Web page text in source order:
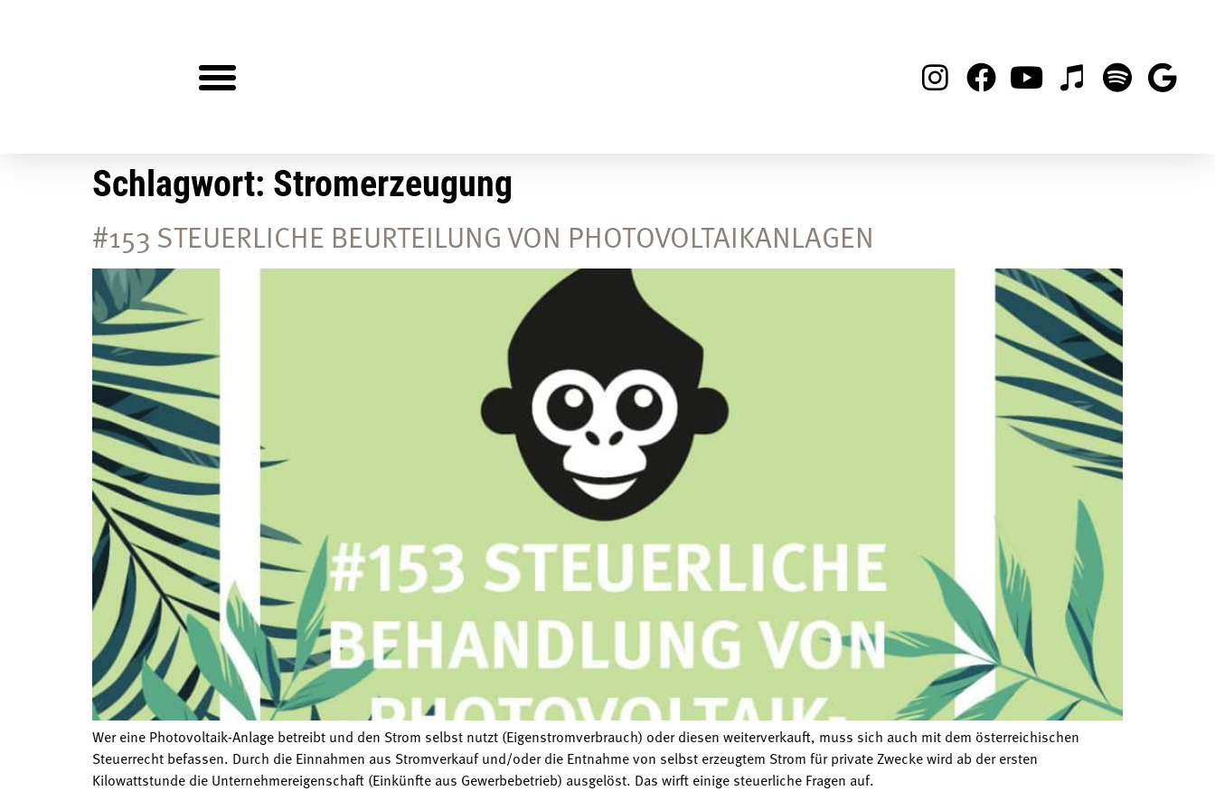
Schlagwort: Stromerzeugung
#153 STEUERLICHE BEURTEILUNG VON PHOTOVOLTAIKANLAGEN
Wer eine Photovoltaik-Anlage betreibt und den Strom selbst nutzt (Eigenstromverbrauch) oder diesen weiterverkauft, muss sich auch mit dem österreichischen
Steuerrecht befassen. Durch die Einnahmen aus Stromverkauf und/oder die Entnahme von selbst erzeugtem Strom für private Zwecke wird ab der ersten
Kilowattstunde die Unternehmereigenschaft (Einkünfte aus Gewerbebetrieb) ausgelöst. Das wirft einige steuerliche Fragen auf.